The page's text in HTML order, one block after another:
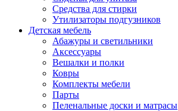
Средства для стирки
Утилизаторы подгузников
Детская мебель
Абажуры и светильники
Аксессуары
Вешалки и полки
Ковры
Комплекты мебели
Парты
Пеленальные доски и матрасы